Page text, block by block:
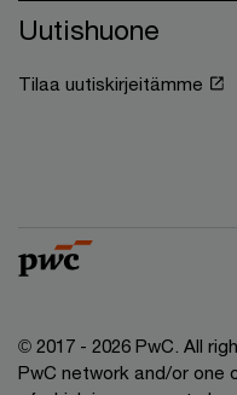
Uutishuone
Tilaa uutiskirjeitämme
© 2017 - 2026 PwC. All
PwC network and/or one